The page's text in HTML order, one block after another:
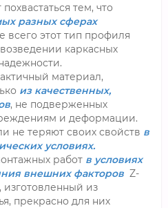
тем, что
разных сферах
всего этот тип профиля
каркасных
материал,
из качественных,
, не подверженных
и деформации.
не теряют своих свойств в
условиях.
работ в условиях
внешних факторов Z-
из
прекрасно для них